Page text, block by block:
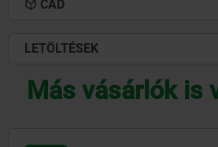
CAD
LETÖLTÉSEK
Más vásárlók is